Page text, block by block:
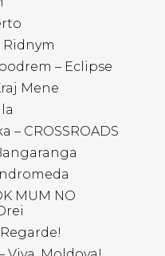
Ridnym
– Eclipse
Mene
– CROSSROADS
MUM NO